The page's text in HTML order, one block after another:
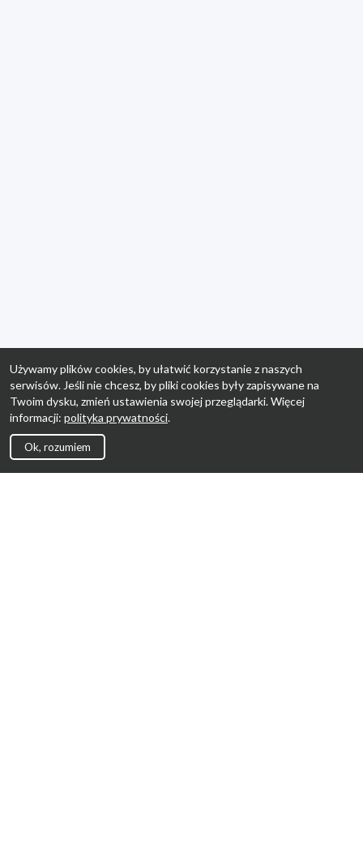
Używamy plików cookies, by ułatwić korzystanie z naszych
serwisów. Jeśli nie chcesz, by pliki cookies były zapisywane na
Twoim dysku, zmień ustawienia swojej przeglądarki. Więcej
informacji: polityka prywatności.
Ok, rozumiem